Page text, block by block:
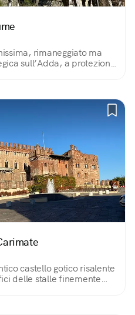
rimaneggiato ma
sull’Adda, a protezione
castello gotico risalente
delle stalle finemente